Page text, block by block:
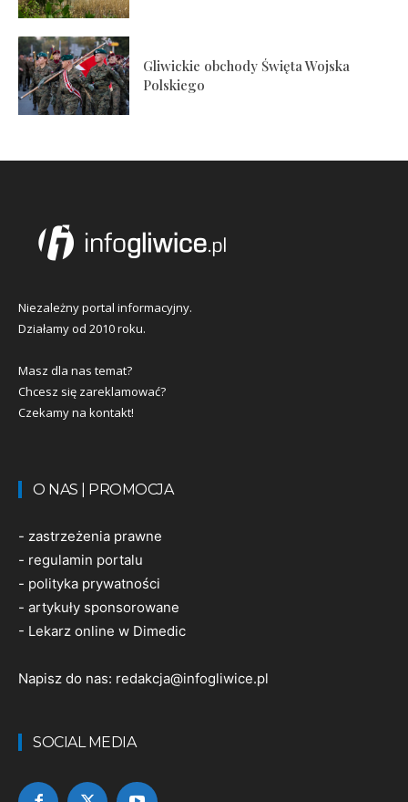
Gliwickie obchody Święta Wojska
Polskiego
Niezależny portal informacyjny.
Działamy od 2010 roku.
Masz dla nas temat?
Chcesz się zareklamować?
Czekamy na kontakt!
O NAS | PROMOCJA
- zastrzeżenia prawne
- regulamin portalu
- polityka prywatności
- artykuły sponsorowane
- Lekarz online w Dimedic
Napisz do nas: redakcja@infogliwice.pl
SOCIAL MEDIA